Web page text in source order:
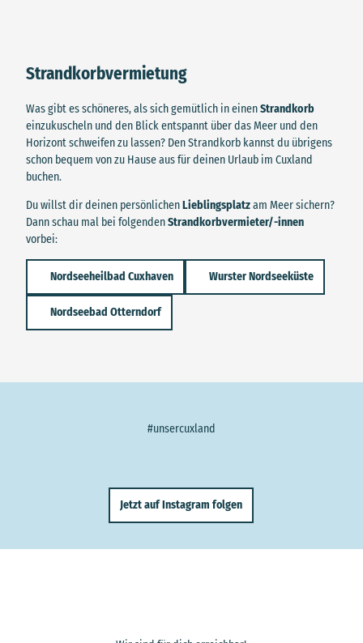
Strandkorbvermietung
Was gibt es schöneres, als sich gemütlich in einenStrandkorb
einzukuscheln und den Blick entspannt über das Meer und den
Horizont schweifen zu lassen? Den Strandkorb kannst du übrigens
schon bequem von zu Hause aus für deinen Urlaub im Cuxland
buchen.
Du willst dir deinen persönlichenLieblingsplatzam Meer sichern?
Dann schau mal bei folgendenStrandkorbvermieter/-innen
vorbei:
Nordseeheilbad Cuxhaven Wurster Nordseeküste
Nordseebad Otterndorf
#unsercuxland
Jetzt auf Instagram folgen